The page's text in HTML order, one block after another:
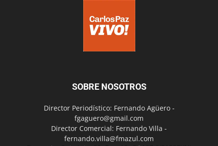
SOBRE NOSOTROS
Director Periodístico: Fernando Agüero -
fgaguero@gmail.com
Director Comercial: Fernando Villa -
fernando.villa@fmazul.com